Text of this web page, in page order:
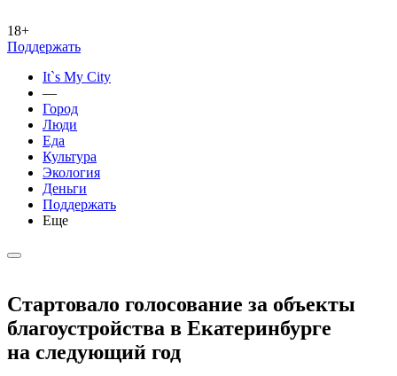
18+
Поддержать
It`s My City
—
Город
Люди
Еда
Культура
Экология
Деньги
Поддержать
Еще
Стартовало голосование за объекты
благоустройства в Екатеринбурге
на следующий год